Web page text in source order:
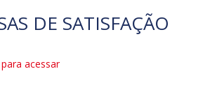
DE SATISFAÇÃO
acessar